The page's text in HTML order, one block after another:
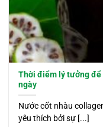
Thời điểm lý tưởng để
ngày
Nước cốt nhàu
yêu thích bởi sự [...]